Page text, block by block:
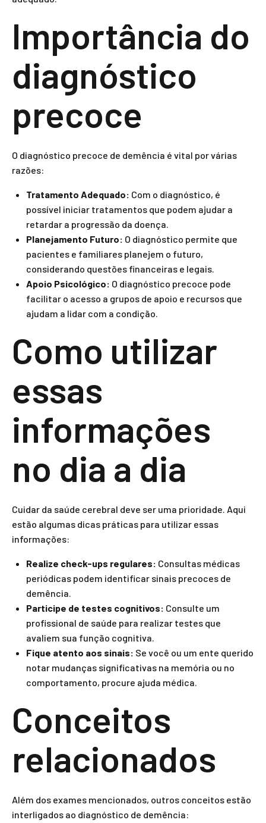
Importância do
diagnóstico
precoce
O diagnóstico precoce de demência é vital por várias
razões:
Tratamento Adequado: Com o diagnóstico, é
possível iniciar tratamentos que podem ajudar a
retardar a progressão da doença.
Planejamento Futuro: O diagnóstico permite que
pacientes e familiares planejem o futuro,
considerando questões financeiras e legais.
Apoio Psicológico: O diagnóstico precoce pode
facilitar o acesso a grupos de apoio e recursos que
ajudam a lidar com a condição.
Como utilizar
essas
informações
no dia a dia
Cuidar da saúde cerebral deve ser uma prioridade. Aqui
estão algumas dicas práticas para utilizar essas
informações:
Realize check-ups regulares: Consultas médicas
periódicas podem identificar sinais precoces de
demência.
Participe de testes cognitivos: Consulte um
profissional de saúde para realizar testes que
avaliem sua função cognitiva.
Fique atento aos sinais: Se você ou um ente querido
notar mudanças significativas na memória ou no
comportamento, procure ajuda médica.
Conceitos
relacionados
Além dos exames mencionados, outros conceitos estão
interligados ao diagnóstico de demência: